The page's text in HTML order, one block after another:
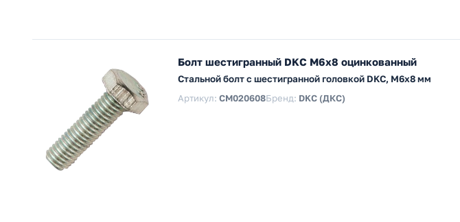
Болт шестигранный DKC М6х8 оцинкованный
Стальной болт с шестигранной головкой DKC, М6x8 мм
Артикул: CM020608Бренд: DKC (ДКС)